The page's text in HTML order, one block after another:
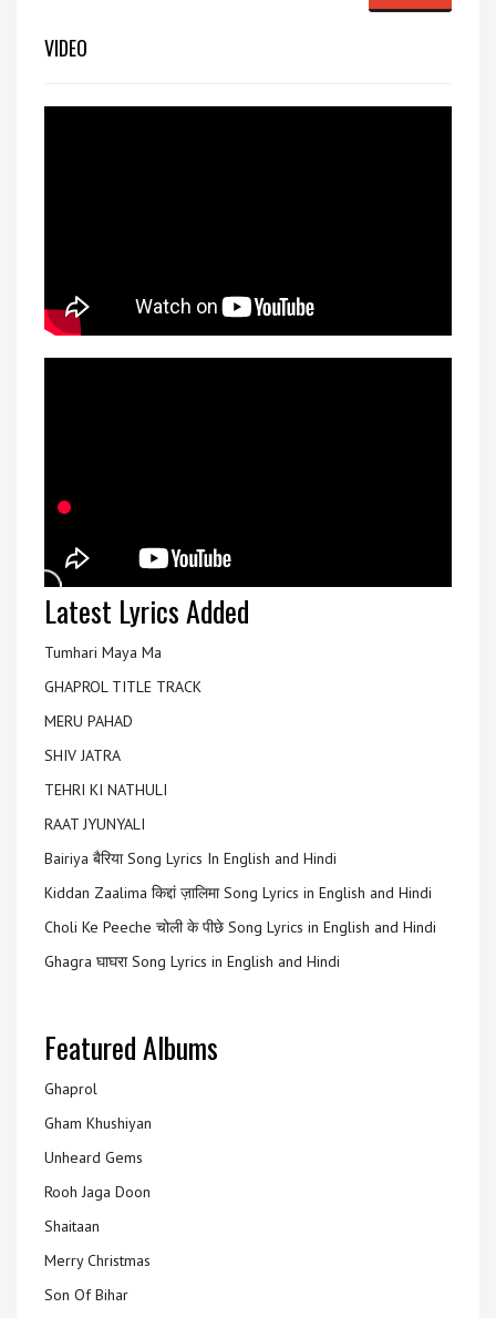
VIDEO
Latest Lyrics Added
Tumhari Maya Ma
GHAPROL TITLE TRACK
MERU PAHAD
SHIV JATRA
TEHRI KI NATHULI
RAAT JYUNYALI
Bairiya बैरिया Song Lyrics In English and Hindi
Kiddan Zaalima किद्दां ज़ालिमा Song Lyrics in English and Hindi
Choli Ke Peeche चोली के पीछे Song Lyrics in English and Hindi
Ghagra घाघरा Song Lyrics in English and Hindi
Featured Albums
Ghaprol
Gham Khushiyan
Unheard Gems
Rooh Jaga Doon
Shaitaan
Merry Christmas
Son Of Bihar